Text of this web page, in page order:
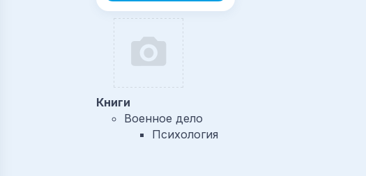
Книги
Военное дело
Психология